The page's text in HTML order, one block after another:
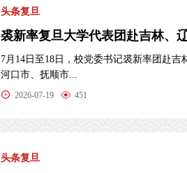
头条复旦
裘新率复旦大学代表团赴吉林、
7月14日至18日，校党委书记裘新率团赴
河口市、抚顺市...
2026-07-19 451
头条复旦